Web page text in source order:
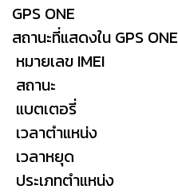
GPS ONE
สถานะที่แสดงใน GPS ONE
หมายเลข IMEI
สถานะ
แบตเตอรี่
เวลาตำแหน่ง
เวลาหยุด
ประเภทตำแหน่ง